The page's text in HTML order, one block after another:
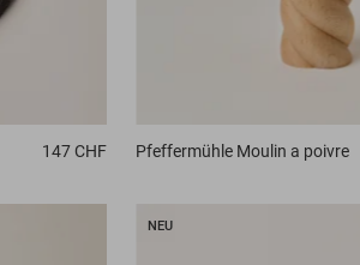
147 CHF Pfeffermühle Moulin a poivre
NEU